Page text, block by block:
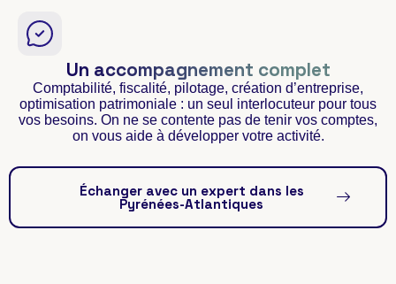
Un accompagnement complet
Comptabilité, fiscalité, pilotage, création d’entreprise,
optimisation patrimoniale : un seul interlocuteur pour tous
vos besoins. On ne se contente pas de tenir vos comptes,
on vous aide à développer votre activité.
Échanger avec un expert dans les
Pyrénées-Atlantiques